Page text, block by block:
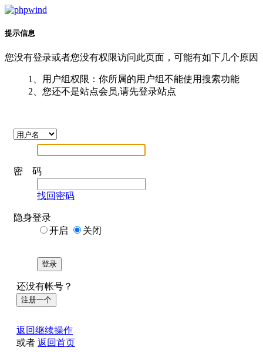
提示信息
您没有登录或者您没有权限访问此页面，可能有如下几个原因
1、用户组权限：你所属的用户组不能使用搜索功能
2、您还不是站点会员,请先登录站点
密 码
找回密码
隐身登录
开启
关闭
登录
还没有帐号？
注册一个
返回继续操作
或者 返回首页